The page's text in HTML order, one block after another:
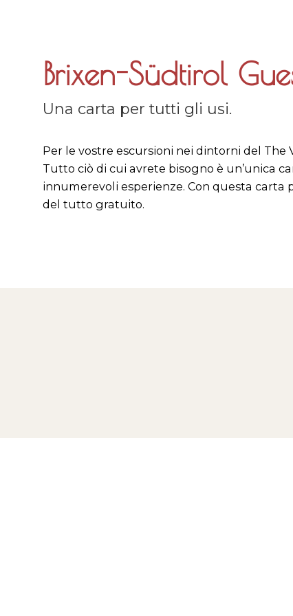
Brixen-Südtirol
Una carta per tutti gli usi.
Per le vostre escursioni nei dintorni del
Tutto ciò di cui avrete bisogno è un’unica
innumerevoli esperienze. Con questa carta
del tutto gratuito.